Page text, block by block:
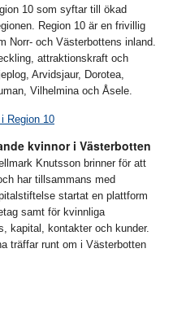
10 som syftar till ökad
Region 10 är en frivillig
Norr- och Västerbottens inland.
attraktionskraft och
Arvidsjaur, Dorotea,
Vilhelmina och Åsele.
Region 10
kvinnor i Västerbotten
Knutsson brinner för att
har tillsammans med
startat en plattform
samt för kvinnliga
kapital, kontakter och kunder.
träffar runt om i Västerbotten